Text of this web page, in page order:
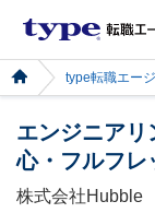
type転職エー
エンジニアリ
心・フルフレ
株式会社Hubble